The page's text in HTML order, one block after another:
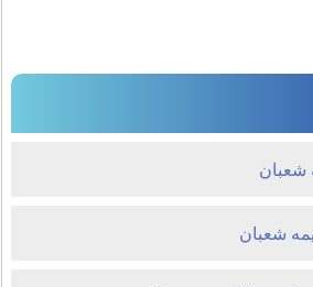
شعبان
شعبان